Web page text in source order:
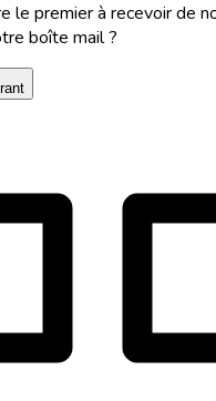
le premier à recevoir de
boîte mail ?